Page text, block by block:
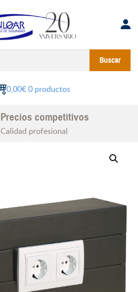
Buscar
0,00€0 productos
Soluciones a medida
Experiencia en proyectos
Precios competitivos
Calidad profesional